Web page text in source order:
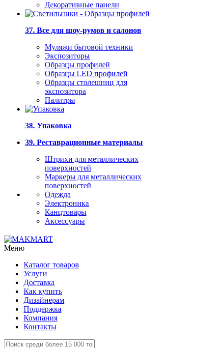
Декоративные панели
37. Все для шоу-румов и салонов
Муляжи бытовой техники
Экспозиторы
Образцы профилей
Образцы LED профилей
Образцы столешниц для
экспозитора
Палитры
38. Упаковка
39. Реставрационные материалы
Штрихи для металлических
поверхностей
Маркеры для металлических
поверхностей
Одежда
Электроника
Канцтовары
Аксессуары
Меню
Каталог товаров
Услуги
Доставка
Как купить
Дизайнерам
Поддержка
Компания
Контакты